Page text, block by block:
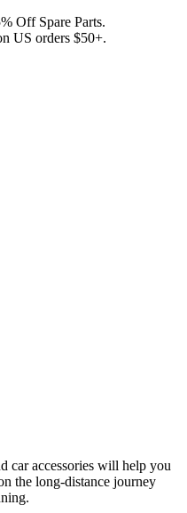
Off Spare Parts.
US orders $50+.
car accessories will help you
the long-distance journey